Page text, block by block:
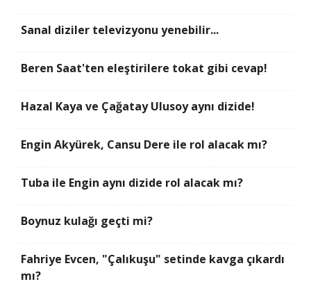
Sanal diziler televizyonu yenebilir...
Beren Saat'ten eleştirilere tokat gibi cevap!
Hazal Kaya ve Çağatay Ulusoy aynı dizide!
Engin Akyürek, Cansu Dere ile rol alacak mı?
Tuba ile Engin aynı dizide rol alacak mı?
Boynuz kulağı geçti mi?
Fahriye Evcen, "Çalıkuşu" setinde kavga çıkardı
mı?